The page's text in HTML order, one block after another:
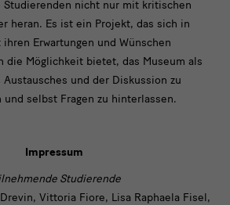
Studierenden nicht nur mit kritischen
heran. Es ist ein Projekt, das sich in
Erwartungen und Wünschen
die Möglichkeit bietet, das Museum als
und der Diskussion zu
selbst Fragen zu hinterlassen.
Impressum
Studierende
Vittoria Fiore, Lisa Raphaela Fisel,